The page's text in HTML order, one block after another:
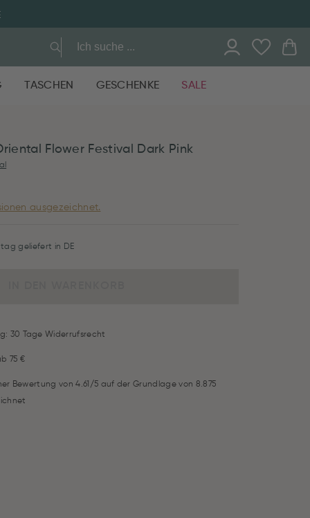
TASCHEN GESCHENKE SALE
Flower Festival Dark Pink
ausgezeichnet.
geliefert in DE
30 Tage Widerrufsrecht
75 €
Bewertung von 4.61/5 auf der Grundlage von 8.875